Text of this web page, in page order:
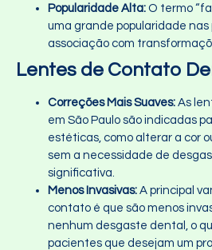
Popularidade Alta: O termo
uma grande popularidade nas
associação com
Lentes de Contato
Correções Mais Suaves: As
em São Paulo são indicadas
estéticas, como alterar a cor
sem a necessidade de
significativa.
Menos Invasivas: A principal
contato é que são menos
nenhum desgaste dental, o
pacientes que desejam um